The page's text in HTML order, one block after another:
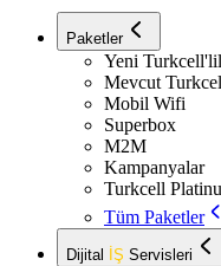
Paketler
Yeni
Mevcut
Mobil Wifi
Superbox
M2M
Kampanyalar
Turkcell
Tüm Paketler
Dijital İŞ Servisleri